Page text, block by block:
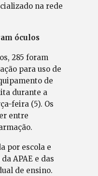
na rede
óculos
285 foram
para uso de
de
durante a
feira (5). Os
entre
por escola e
APAE e das
de ensino.